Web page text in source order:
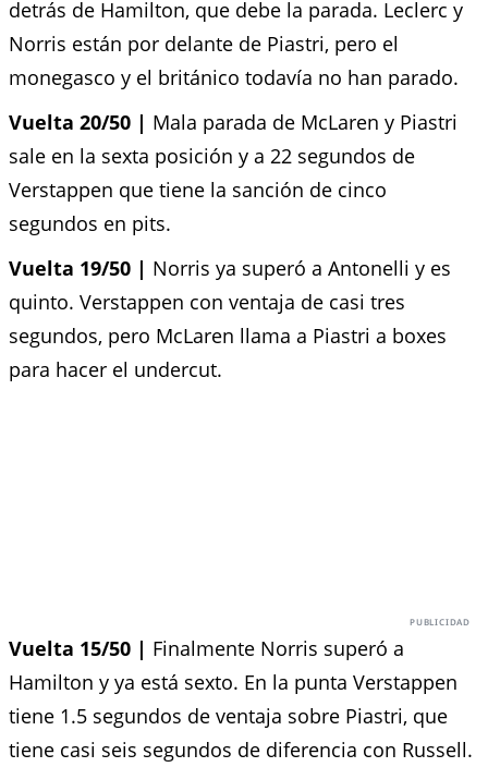
detrás de Hamilton, que debe la parada. Leclerc y
Norris están por delante de Piastri, pero el
monegasco y el británico todavía no han parado.
Vuelta 20/50 | Mala parada de McLaren y Piastri
sale en la sexta posición y a 22 segundos de
Verstappen que tiene la sanción de cinco
segundos en pits.
Vuelta 19/50 | Norris ya superó a Antonelli y es
quinto. Verstappen con ventaja de casi tres
segundos, pero McLaren llama a Piastri a boxes
para hacer el undercut.
Vuelta 15/50 | Finalmente Norris superó a
Hamilton y ya está sexto. En la punta Verstappen
tiene 1.5 segundos de ventaja sobre Piastri, que
tiene casi seis segundos de diferencia con Russell.